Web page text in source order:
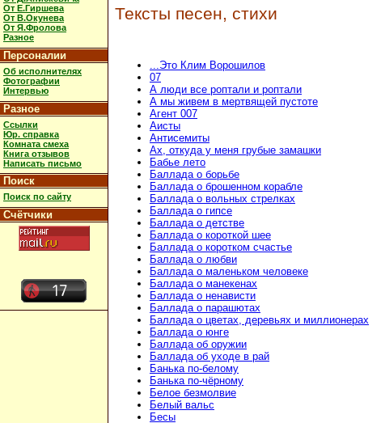
От Е.Гиршева
От В.Окунева
От Я.Фролова
Разное
Персоналии
Об исполнителях
Фотографии
Интервью
Разное
Ссылки
Юр. справка
Комната смеха
Книга отзывов
Написать письмо
Поиск
Поиск по сайту
Счётчики
Тексты песен, стихи
...Это Клим Ворошилов
07
А люди все роптали и роптали
А мы живем в мертвящей пустоте
Агент 007
Аисты
Антисемиты
Ах, откуда у меня грубые замашки
Бабье лето
Баллада о борьбе
Баллада о брошенном корабле
Баллада о вольных стрелках
Баллада о гипсе
Баллада о детстве
Баллада о короткой шее
Баллада о коротком счастье
Баллада о любви
Баллада о маленьком человеке
Баллада о манекенах
Баллада о ненависти
Баллада о парашютах
Баллада о цветах, деревьях и миллионерах
Баллада о юнге
Баллада об оружии
Баллада об уходе в рай
Банька по-белому
Банька по-чёрному
Белое безмолвие
Белый вальс
Бесы